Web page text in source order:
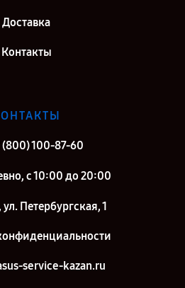
Доставка
Контакты
(800) 100-87-60
с 10:00 до 20:00
ул. Петербургская, 1
service-kazan.ru